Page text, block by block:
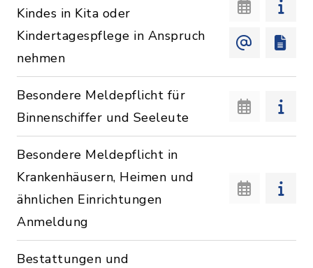
Kindes in Kita oder
Kindertagespflege in Anspruch
nehmen
Besondere Meldepflicht für
Binnenschiffer und Seeleute
Besondere Meldepflicht in
Krankenhäusern, Heimen und
ähnlichen Einrichtungen
Anmeldung
Bestattungen und